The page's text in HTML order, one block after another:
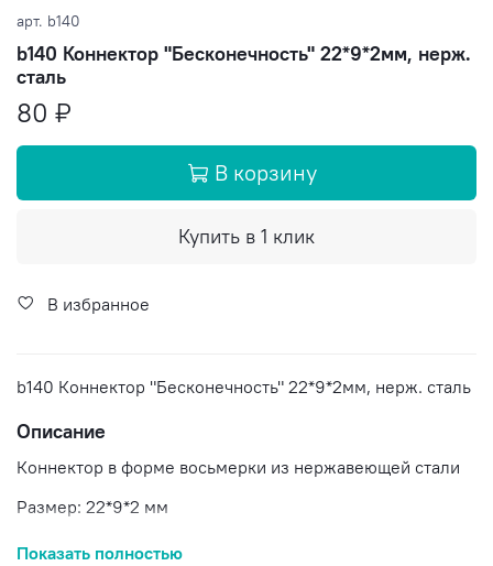
арт. b140
b140 Коннектор "Бесконечность" 22*9*2мм, нерж.
сталь
80 ₽
В корзину
Купить в 1 клик
В избранное
b140 Коннектор "Бесконечность" 22*9*2мм, нерж. сталь
Описание
Коннектор в форме восьмерки из нержавеющей стали
Размер: 22*9*2 мм
Цена указана за 1 шт
Показать полностью